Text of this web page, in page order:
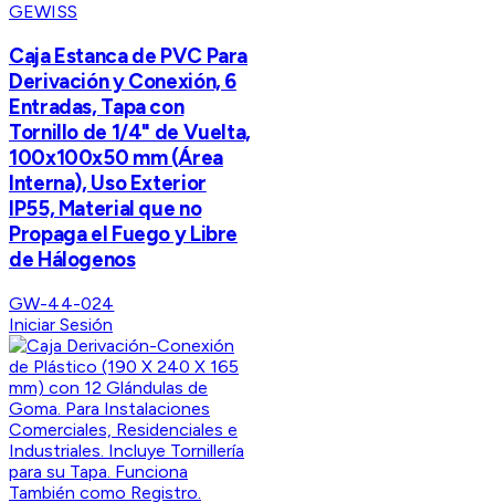
GEWISS
Caja Estanca de PVC Para
Derivación y Conexión, 6
Entradas, Tapa con
Tornillo de 1/4" de Vuelta,
100x100x50 mm (Área
Interna), Uso Exterior
IP55, Material que no
Propaga el Fuego y Libre
de Hálogenos
GW-44-024
Iniciar Sesión